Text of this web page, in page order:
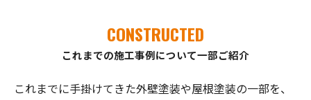
CONSTRUCTED
これまでの施工事例について一部ご紹介
これまでに手掛けてきた外壁塗装や屋根塗装の一部を、